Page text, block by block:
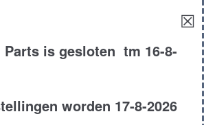
a89 imperial blauw☒
Parts is gesloten tm 16-8-
worden 17-8-2026